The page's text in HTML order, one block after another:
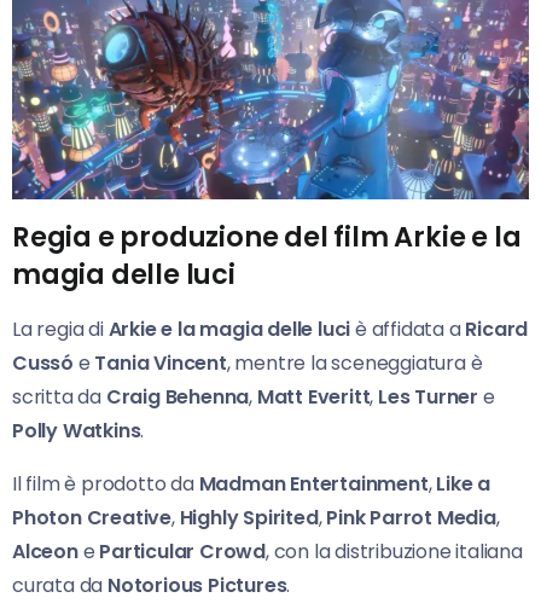
Regia e produzione del film Arkie e la
magia delle luci
La regia diArkie e la magia delle luciè affidata aRicard
Cussó e Tania Vincent, mentre la sceneggiatura è
scritta da Craig Behenna, Matt Everitt, Les Turner e
Polly Watkins.
Il film è prodotto da Madman Entertainment,Like a
Photon Creative, Highly Spirited,Pink Parrot Media,
Alceone Particular Crowd, con la distribuzione italiana
curata da Notorious Pictures.